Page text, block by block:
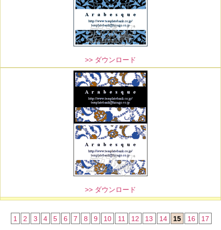
>> ダウンロード
>> ダウンロード
1 2 3 4 5 6 7 8 9 10 11 12 13 14 15 16 17